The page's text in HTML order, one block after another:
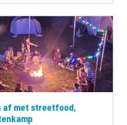
af met streetfood,